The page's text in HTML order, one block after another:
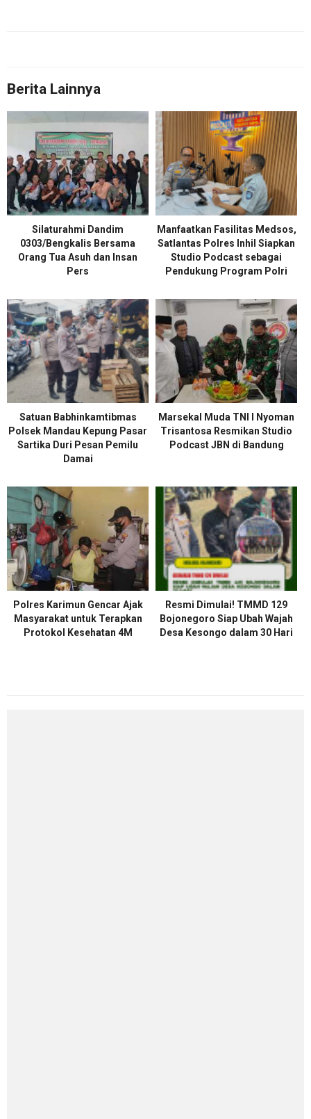
Berita Lainnya
Silaturahmi Dandim
0303/Bengkalis Bersama
Orang Tua Asuh dan Insan
Pers
Manfaatkan Fasilitas Medsos,
Satlantas Polres Inhil Siapkan
Studio Podcast sebagai
Pendukung Program Polri
Satuan Babhinkamtibmas
Polsek Mandau Kepung Pasar
Sartika Duri Pesan Pemilu
Damai
Marsekal Muda TNI I Nyoman
Trisantosa Resmikan Studio
Podcast JBN di Bandung
Polres Karimun Gencar Ajak
Masyarakat untuk Terapkan
Protokol Kesehatan 4M
Resmi Dimulai! TMMD 129
Bojonegoro Siap Ubah Wajah
Desa Kesongo dalam 30 Hari